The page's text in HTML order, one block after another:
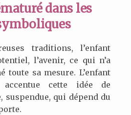
dans les
traditions, l’enfant
l’avenir, ce qui n’a
toute sa mesure. L’enfant
cette idée de
suspendue, qui dépend du